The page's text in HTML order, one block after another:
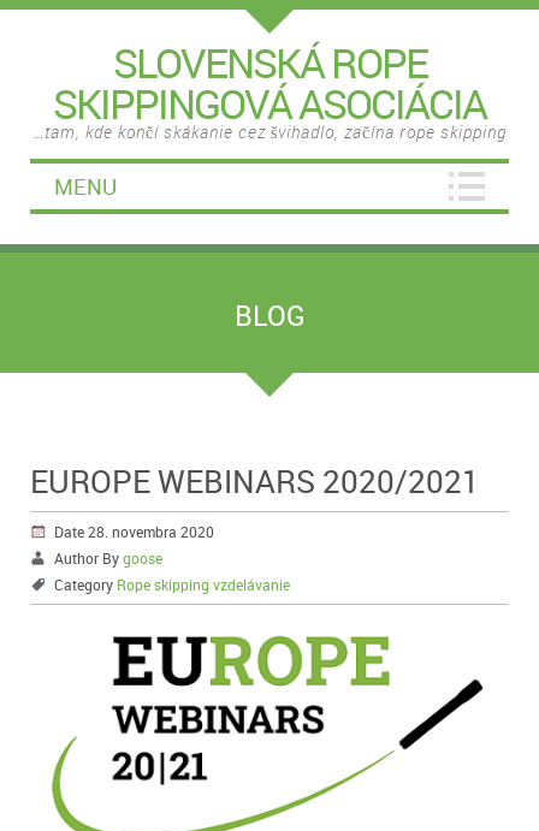
SLOVENSKÁ ROPE
SKIPPINGOVÁ ASOCIÁCIA
…tam, kde končí skákanie cez švihadlo, začína rope skipping
MENU
BLOG
EUROPE WEBINARS 2020/2021
Date 28. novembra 2020
Author Bygoose
Category Rope skipping vzdelávanie